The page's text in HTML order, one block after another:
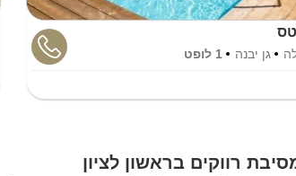
גן יבנה 1 לופט
רווקים בראשון לציון